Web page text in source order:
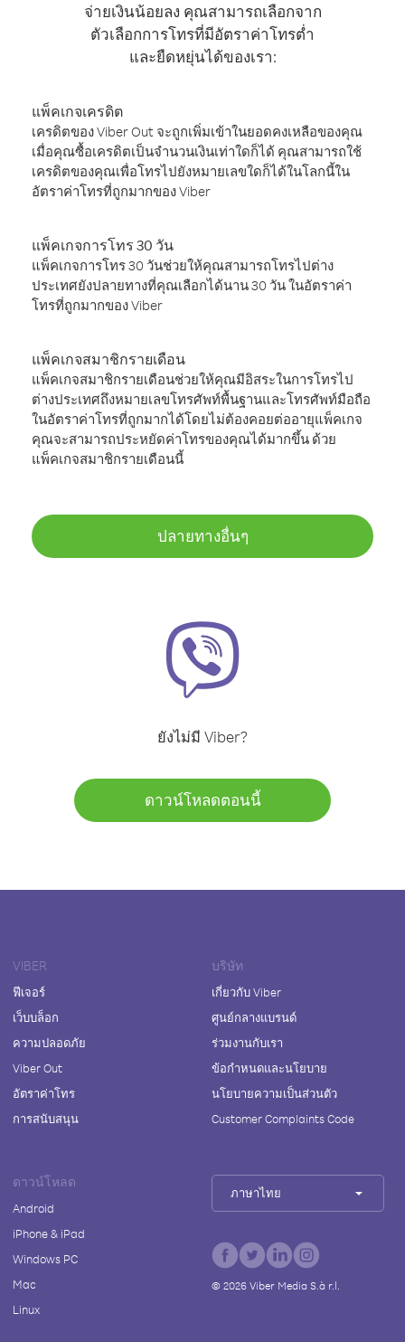
จ่ายเงินน้อยลง คุณสามารถเลือกจาก
ตัวเลือกการโทรที่มีอัตราค่าโทรต่ำ
และยืดหยุ่นได้ของเรา:
แพ็คเกจเครดิต
เครดิตของ Viber Out จะถูกเพิ่มเข้าในยอดคงเหลือของคุณ
เมื่อคุณซื้อเครดิตเป็นจำนวนเงินเท่าใดก็ได้ คุณสามารถใช้
เครดิตของคุณเพื่อโทรไปยังหมายเลขใดก็ได้ในโลกนี้ใน
อัตราค่าโทรที่ถูกมากของ Viber
แพ็คเกจการโทร 30 วัน
แพ็คเกจการโทร 30 วันช่วยให้คุณสามารถโทรไปต่าง
ประเทศยังปลายทางที่คุณเลือกได้นาน 30 วัน ในอัตราค่า
โทรที่ถูกมากของ Viber
แพ็คเกจสมาชิกรายเดือน
แพ็คเกจสมาชิกรายเดือนช่วยให้คุณมีอิสระในการโทรไป
ต่างประเทศถึงหมายเลขโทรศัพท์พื้นฐานและโทรศัพท์มือถือ
ในอัตราค่าโทรที่ถูกมากได้โดยไม่ต้องคอยต่ออายุแพ็คเกจ
คุณจะสามารถประหยัดค่าโทรของคุณได้มากขึ้น ด้วย
แพ็คเกจสมาชิกรายเดือนนี้
ปลายทางอื่นๆ
ยังไม่มี Viber?
ดาวน์โหลดตอนนี้
VIBER
ฟีเจอร์
เว็บบล็อก
ความปลอดภัย
Viber Out
อัตราค่าโทร
การสนับสนุน
บริษัท
เกี่ยวกับ Viber
ศูนย์กลางแบรนด์
ร่วมงานกับเรา
ข้อกำหนดและนโยบาย
นโยบายความเป็นส่วนตัว
Customer Complaints Code
ดาวน์โหลด
Android
iPhone & iPad
Windows PC
Mac
Linux
ภาษาไทย
© 2026Viber Media S.à r.l.